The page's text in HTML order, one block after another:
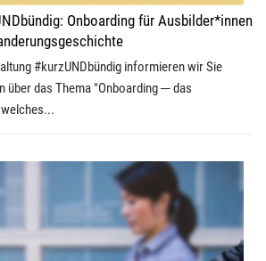
Onboarding für Ausbilder*innen
#kurzUNDbündig informieren wir Sie
über das Thema "Onboarding ─ das